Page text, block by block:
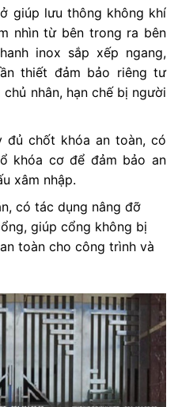
giúp lưu thông không khí
nhìn từ bên trong ra bên
inox sắp xếp ngang,
thiết đảm bảo riêng tư
nhân, hạn chế bị người
đủ chốt khóa an toàn, có
khóa cơ để đảm bảo an
xâm nhập.
có tác dụng nâng đỡ
giúp cổng không bị
toàn cho công trình và